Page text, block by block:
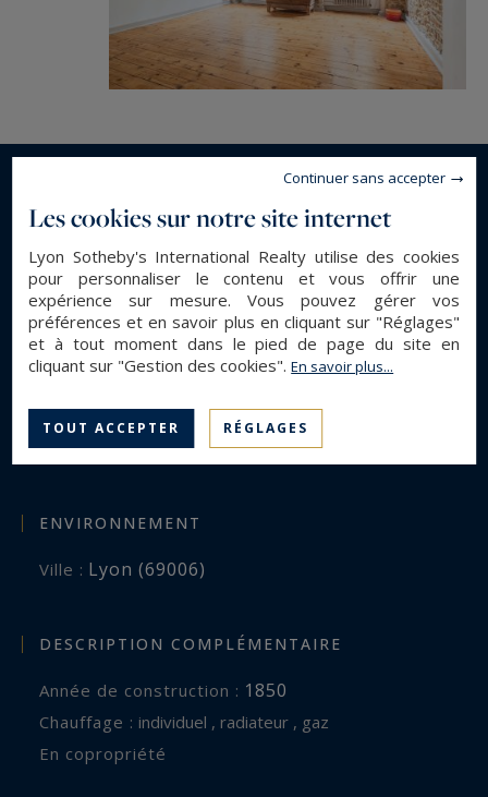
En savoir plus...
DESCRIPTION GÉNÉRALE
Type de bien : Appartement
Surface : 89 m²
Chambres : 3
Salle(s) de bain : 1
ENVIRONNEMENT
Ville : Lyon (69006)
DESCRIPTION COMPLÉMENTAIRE
Année de construction : 1850
Chauffage : individuel , radiateur , gaz
En copropriété
Les cookies sur notre site internet
Lyon Sotheby's International Realty utilise des cookies
pour personnaliser le contenu et vous offrir une
expérience sur mesure. Vous pouvez gérer vos
préférences et en savoir plus en cliquant sur "Réglages"
et à tout moment dans le pied de page du site en
cliquant sur "Gestion des cookies".En savoir plus...
TOUT ACCEPTER RÉGLAGES
Continuer sans accepter